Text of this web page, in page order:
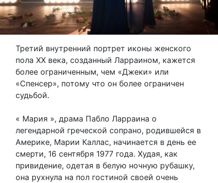
Третий внутренний портрет иконы женского
пола XX века, созданный Ларраином, кажется
более ограниченным, чем «Джеки» или
«Спенсер», потому что он более ограничен
судьбой.
« Мария », драма Пабло Ларраина о
легендарной греческой сопрано, родившейся в
Америке, Марии Каллас, начинается в день ее
смерти, 16 сентября 1977 года. Худая, как
привидение, одетая в белую ночную рубашку,
она рухнула на пол гостиной своей очень